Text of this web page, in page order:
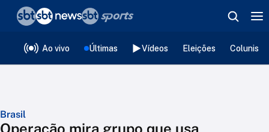
Ao vivo Últimas Vídeos Eleições
Brasil
Operação mira grupo que usa
❮voltar
Editorias